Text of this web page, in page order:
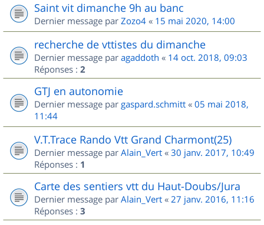
Saint vit dimanche 9h au banc
Dernier message par Zozo4 « 15 mai 2020, 14:00
recherche de vttistes du dimanche
Dernier message par agaddoth « 14 oct. 2018, 09:03
Réponses : 2
GTJ en autonomie
Dernier message par gaspard.schmitt « 05 mai 2018,
11:44
V.T.Trace Rando Vtt Grand Charmont(25)
Dernier message par Alain_Vert « 30 janv. 2017, 10:49
Réponses : 1
Carte des sentiers vtt du Haut-Doubs/Jura
Dernier message par Alain_Vert « 27 janv. 2016, 11:16
Réponses : 3